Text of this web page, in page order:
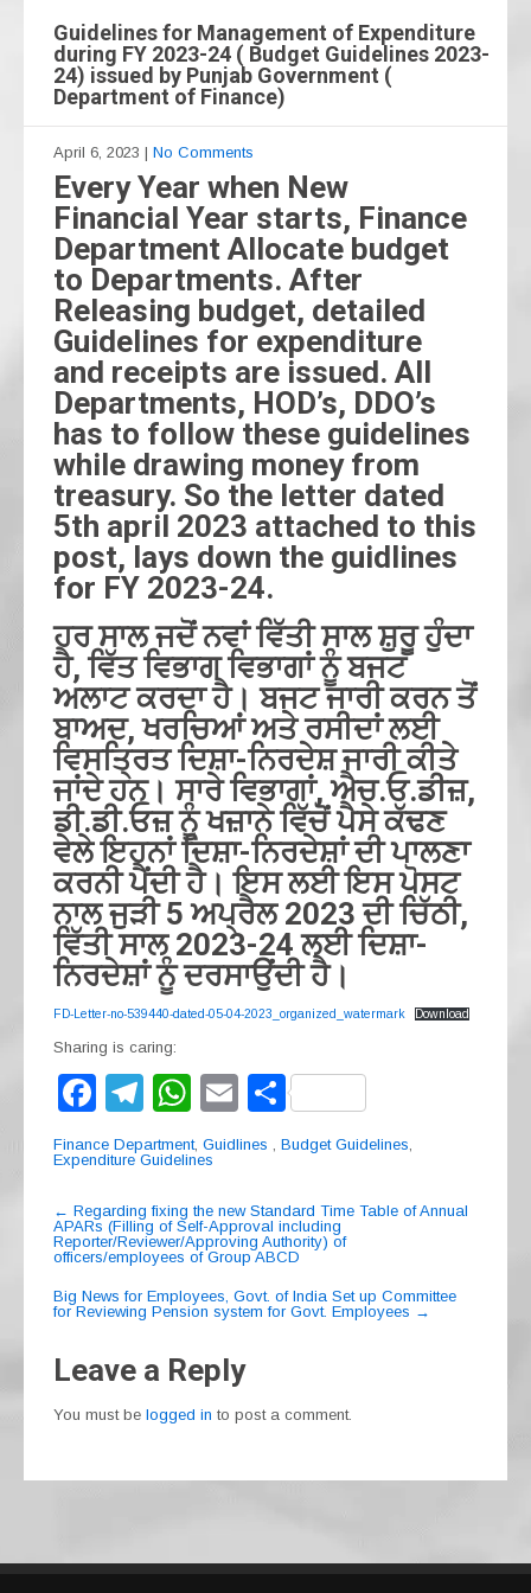
Guidelines for Management of Expenditure
during FY 2023-24 ( Budget Guidelines 2023-
24) issued by Punjab Government (
Department of Finance)
April 6, 2023 | No Comments
Every Year when New
Financial Year starts, Finance
Department Allocate budget
to Departments. After
Releasing budget, detailed
Guidelines for expenditure
and receipts are issued. All
Departments, HOD’s, DDO’s
has to follow these guidelines
while drawing money from
treasury. So the letter dated
5th april 2023 attached to this
post, lays down the guidlines
for FY 2023-24.
ਹਰ ਸਾਲ ਜਦੋਂ ਨਵਾਂ ਵਿੱਤੀ ਸਾਲ ਸ਼ੁਰੂ ਹੁੰਦਾ
ਹੈ, ਵਿੱਤ ਵਿਭਾਗ ਵਿਭਾਗਾਂ ਨੂੰ ਬਜਟ
ਅਲਾਟ ਕਰਦਾ ਹੈ। ਬਜਟ ਜਾਰੀ ਕਰਨ ਤੋਂ
ਬਾਅਦ, ਖਰਚਿਆਂ ਅਤੇ ਰਸੀਦਾਂ ਲਈ
ਵਿਸਤ੍ਰਿਤ ਦਿਸ਼ਾ-ਨਿਰਦੇਸ਼ ਜਾਰੀ ਕੀਤੇ
ਜਾਂਦੇ ਹਨ। ਸਾਰੇ ਵਿਭਾਗਾਂ, ਐਚ.ਓ.ਡੀਜ਼,
ਡੀ.ਡੀ.ਓਜ਼ ਨੂੰ ਖਜ਼ਾਨੇ ਵਿੱਚੋਂ ਪੈਸੇ ਕੱਢਣ
ਵੇਲੇ ਇਹਨਾਂ ਦਿਸ਼ਾ-ਨਿਰਦੇਸ਼ਾਂ ਦੀ ਪਾਲਣਾ
ਕਰਨੀ ਪੈਂਦੀ ਹੈ। ਇਸ ਲਈ ਇਸ ਪੋਸਟ
ਨਾਲ ਜੁੜੀ 5 ਅਪ੍ਰੈਲ 2023 ਦੀ ਚਿੱਠੀ,
ਵਿੱਤੀ ਸਾਲ 2023-24 ਲਈ ਦਿਸ਼ਾ-
ਨਿਰਦੇਸ਼ਾਂ ਨੂੰ ਦਰਸਾਉਂਦੀ ਹੈ।
FD-Letter-no-539440-dated-05-04-2023_organized_watermark Download
Sharing is caring:
F
a
c
e
b
o
o
k
T
el
e
gr
a
m
W
h
at
s
A
p
p
E
m
S
h
e
Finance Department, Guidlines , Budget Guidelines,
Expenditure Guidelines
Post
navigation
← Regarding fixing the new Standard Time Table of Annual
APARs (Filling of Self-Approval including
Reporter/Reviewer/Approving Authority) of
officers/employees of Group ABCD
Big News for Employees, Govt. of India Set up Committee
for Reviewing Pension system for Govt. Employees →
Leave a Reply
You must be logged in to post a comment.